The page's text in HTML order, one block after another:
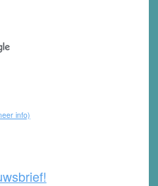
info)